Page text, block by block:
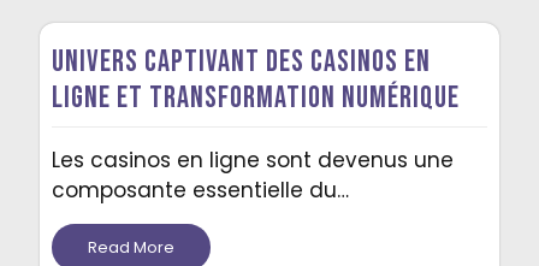
Univers captivant des casinos en
ligne et transformation numérique
Les casinos en ligne sont devenus une
composante essentielle du…
Read More